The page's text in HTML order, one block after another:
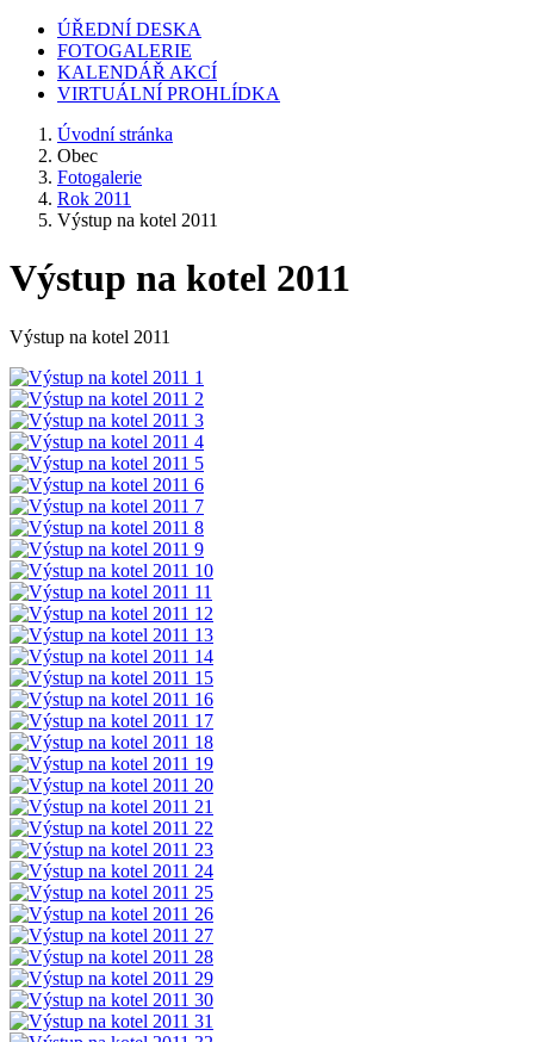
ÚŘEDNÍ DESKA
FOTOGALERIE
KALENDÁŘ AKCÍ
VIRTUÁLNÍ PROHLÍDKA
Úvodní stránka
Obec
Fotogalerie
Rok 2011
Výstup na kotel 2011
Výstup na kotel 2011
Výstup na kotel 2011